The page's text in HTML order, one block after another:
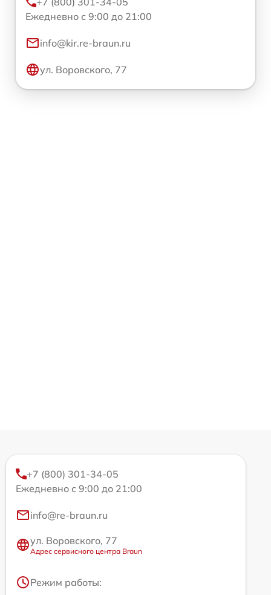
Ежедневно с 9:00 до 21:00
info@kir.re-braun.ru
ул. Воровского, 77
+7 (800) 301-34-05
Ежедневно с 9:00 до 21:00
info@re-braun.ru
ул. Воровского, 77
Адрес сервисного центра Braun
Режим работы: